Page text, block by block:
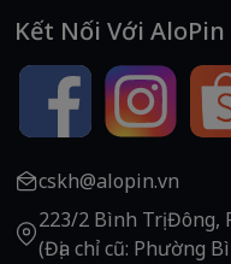
Kết Nối Với AloPin
cskh@alopin.vn
223/2 Bình Trị Đông,
(Địa chỉ cũ: Phường